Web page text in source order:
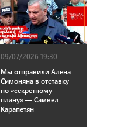
09/07/2026 19:30
Мы отправили Алена
Симоняна в отставку
по «секретному
плану» — Самвел
Карапетян